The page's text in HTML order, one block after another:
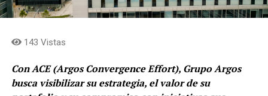
jefes del crimen. Las cárceles para pagar condenas».
Comparte el artículo:
143 Vistas
Con ACE (Argos Convergence Effort), Grupo Argos
busca visibilizar su estrategia, el valor de su